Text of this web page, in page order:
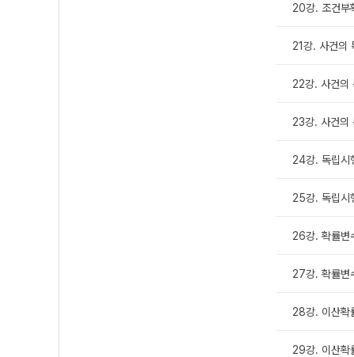
20강. 조건부
21강. 사건의
22강. 사건의
23강. 사건의
24강. 독립시
25강. 독립시
26강. 확률변
27강. 확률변
28강. 이산확
29강. 이산확